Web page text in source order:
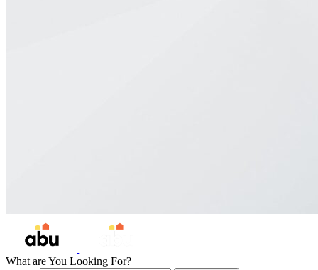
What are You Looking For?